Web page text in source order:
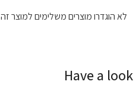
לא הוגדרו מוצרים משלימים למוצר זה
Have a look